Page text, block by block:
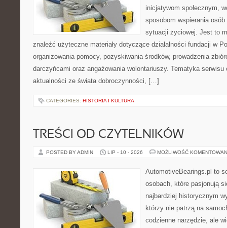
inicjatywom społecznym,
sposobom wspierania
sytuacji życiowej. Jest to
znaleźć użyteczne materiały dotyczące działalności fundacji w
organizowania pomocy, pozyskiwania środków, prowadzenia
darczyńcami oraz angażowania wolontariuszy. Tematyka
aktualności ze świata dobroczynności, […]
CATEGORIES: HISTORIA I KULTURA
TREŚCI OD CZYTELNIKÓW
POSTED BY ADMIN LIP - 10 - 2026 MOŻLIWOŚĆ
AutomotiveBearings.pl to
osobach, które pasjonują
najbardziej historycznym
którzy nie patrzą na
codzienne narzędzie, ale